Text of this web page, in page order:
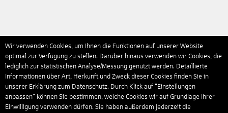
Wir verwenden Cookies, um Ihnen die Funktionen auf unserer Website
optimal zur Verfügung zu stellen. Darüber hinaus verwenden wir Cookies, die
lediglich zur statistischen Analyse/Messung genutzt werden. Detaillierte
Informationen über Art, Herkunft und Zweck dieser Cookies finden Sie in
unserer Erklärung zum Datenschutz. Durch Klick auf "Einstellungen
anpassen" können Sie bestimmen, welche Cookies wir auf Grundlage Ihrer
Einwilligung verwenden dürfen. Sie haben außerdem jederzeit die